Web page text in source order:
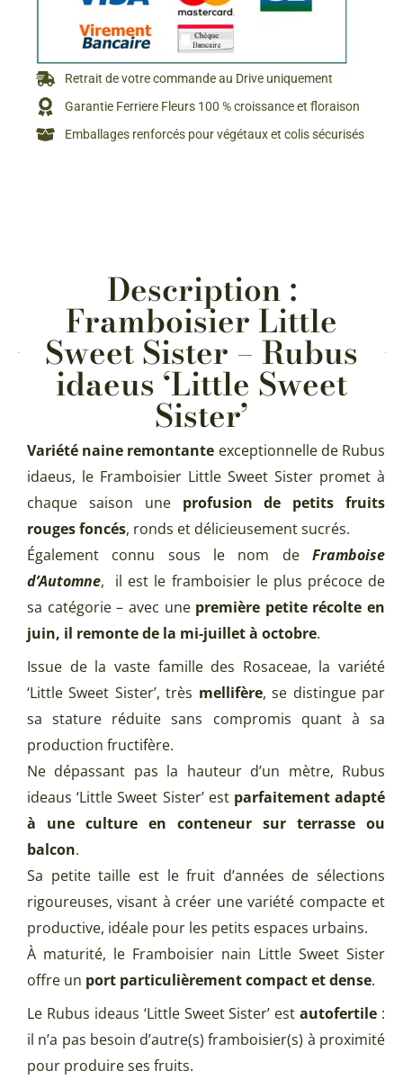
Retrait de votre commande au Drive uniquement
Garantie Ferriere Fleurs 100 % croissance et floraison
Emballages renforcés pour végétaux et colis sécurisés
Description :
Framboisier Little
Sweet Sister – Rubus
idaeus ‘Little Sweet
Sister’
Variété naine remontante exceptionnelle de Rubus
idaeus, le Framboisier Little Sweet Sister promet à
chaque saison une profusion de petits fruits
rouges foncés, ronds et délicieusement sucrés.
Également connu sous le nom de Framboise
d’Automne, il est le framboisier le plus précoce de
sa catégorie – avec une première petite récolte en
juin, il remonte de la mi-juillet à octobre.
Issue de la vaste famille des Rosaceae, la variété
‘Little Sweet Sister’, très mellifère, se distingue par
sa stature réduite sans compromis quant à sa
production fructifère.
Ne dépassant pas la hauteur d’un mètre, Rubus
ideaus ‘Little Sweet Sister’ est parfaitement adapté
à une culture en conteneur sur terrasse ou
balcon.
Sa petite taille est le fruit d’années de sélections
rigoureuses, visant à créer une variété compacte et
productive, idéale pour les petits espaces urbains.
À maturité, le Framboisier nain Little Sweet Sister
offre un port particulièrement compact et dense.
Le Rubus ideaus ‘Little Sweet Sister’ estautofertile :
il n’a pas besoin d’autre(s) framboisier(s) à proximité
pour produire ses fruits.